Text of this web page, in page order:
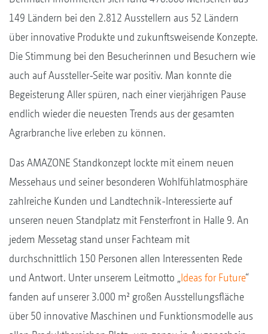
149 Ländern bei den 2.812 Ausstellern aus 52 Ländern
über innovative Produkte und zukunftsweisende Konzepte.
Die Stimmung bei den Besucherinnen und Besuchern wie
auch auf Aussteller-Seite war positiv. Man konnte die
Begeisterung Aller spüren, nach einer vierjährigen Pause
endlich wieder die neuesten Trends aus der gesamten
Agrarbranche live erleben zu können.
Das AMAZONE Standkonzept lockte mit einem neuen
Messehaus und seiner besonderen Wohlfühlatmosphäre
zahlreiche Kunden und Landtechnik-Interessierte auf
unseren neuen Standplatz mit Fensterfront in Halle 9. An
jedem Messetag stand unser Fachteam mit
durchschnittlich 150 Personen allen Interessenten Rede
und Antwort. Unter unserem Leitmotto „Ideas for Future“
fanden auf unserer 3.000 m² großen Ausstellungsfläche
über 50 innovative Maschinen und Funktionsmodelle aus